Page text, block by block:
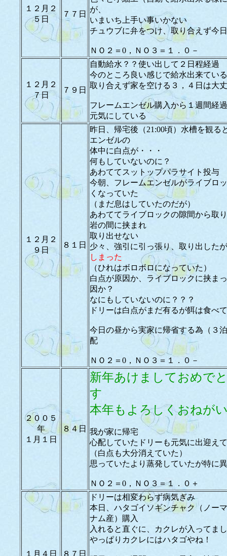
１２月２
５日
７７日
が、
いまいち上手い事いかない
チュウブに弁をつけ、取り合えず今
ＮＯ２＝0，ＮＯ３＝１．０－
１２月２
７日
７９日
自動給水？？使い出して２日程経過
今のところ良い感じで給水出来ている
取り合えず家を空ける３，４日は大
フレームエンゼル購入から１週間経過
元気にしている
１２月２
９日
８１日
昨日、帰宅後（21:00頃）水槽を観る
エンゼルの
体中に白点が・・・
何もしていないのに？
あわててスットップパラサイト投与
今朝、フレームエンゼルがライブロ
くなっていた
（まだ息はしていたのだが）
あわててライブロックの隙間から取
岩の間に挟まれ
取り出せない
少々、強引に引っ張り、取り出した
しまった
（ひれはボロボロになっていた）
白点が原因か、ライブロックに挟ま
因か？
なにもしていないのに？？？
ドリーは白点がまだ有るが餌は食べ
今日の昼から実家に帰省する為（３
配
ＮＯ２＝0，ＮＯ３＝１．０－
２００５
年
１月１日
８４日
新年あけましておめで
す
本年もよろしくおねが
我が家に帰宅
心配していたドリーも元気に出迎え
（白点も大分消えていた）
思っていたより蒸発していたが特に
ＮＯ２＝0，ＮＯ３＝１．０＋
１月４日 ８７日
ドリーは相変わらず病気ぎみ
本日、ハタゴイソギンチャク（ノー
ナム産）購入
入れると直ぐに、カクレが入ってま
やっぱりカクレにはハタゴやね！